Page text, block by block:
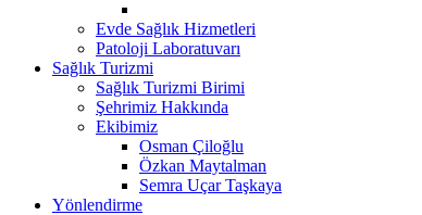
Evde Sağlık Hizmetleri
Patoloji Laboratuvarı
Sağlık Turizmi
Sağlık Turizmi Birimi
Şehrimiz Hakkında
Ekibimiz
Osman Çiloğlu
Özkan Maytalman
Semra Uçar Taşkaya
Yönlendirme